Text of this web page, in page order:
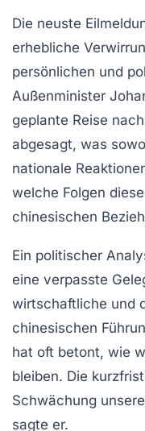
Die neuste
erhebliche
persönlichen und
Außenminister
geplante Reise nach
abgesagt, was
nationale
welche Folgen
chinesischen
Ein politischer
eine verpasste
wirtschaftliche und
chinesischen
hat oft betont, wie
bleiben. Die
Schwächung
sagte er.